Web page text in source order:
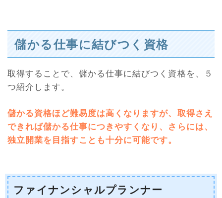
儲かる仕事に結びつく資格
取得することで、儲かる仕事に結びつく資格を、５
つ紹介します。
儲かる資格ほど難易度は高くなりますが、取得さえ
できれば儲かる仕事につきやすくなり、さらには、
独立開業を目指すことも十分に可能です。
ファイナンシャルプランナー